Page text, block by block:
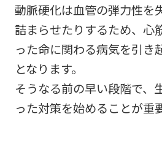
動脈硬化は血管の弾力性を
詰まらせたりするため、心
った命に関わる病気を引き
となります。
そうなる前の早い段階で、
った対策を始めることが重